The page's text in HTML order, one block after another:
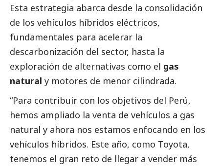
Esta estrategia abarca desde la consolidación
de los vehículos híbridos eléctricos,
fundamentales para acelerar la
descarbonización del sector, hasta la
exploración de alternativas como el gas
natural y motores de menor cilindrada.
“Para contribuir con los objetivos del Perú,
hemos ampliado la venta de vehículos a gas
natural y ahora nos estamos enfocando en los
vehículos híbridos. Este año, como Toyota,
tenemos el gran reto de llegar a vender más